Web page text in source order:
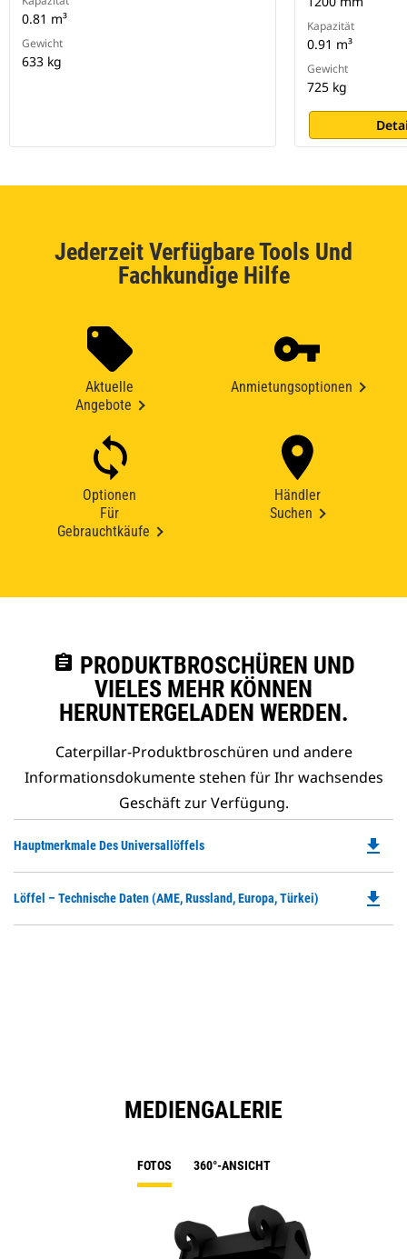
0.81 m³
Gewicht
633 kg
Kapazität
0.91 m³
Gewicht
725 kg
Jederzeit Verfügbare Tools Und
Fachkundige Hilfe
Aktuelle
Angebote
Anmietungsoptionen
Optionen
Für
Gebrauchtkäufe
Händler
Suchen
assignment PRODUKTBROSCHÜREN UND
VIELES MEHR KÖNNEN
HERUNTERGELADEN WERDEN.
Caterpillar-Produktbroschüren und andere
Informationsdokumente stehen für Ihr wachsendes
Geschäft zur Verfügung.
Hauptmerkmale Des Universallöffels
a
file_download
Löffel – Technische Daten (AME, Russland, Europa, Türkei) file_download
MEDIENGALERIE
FOTOS 360°-ANSICHT